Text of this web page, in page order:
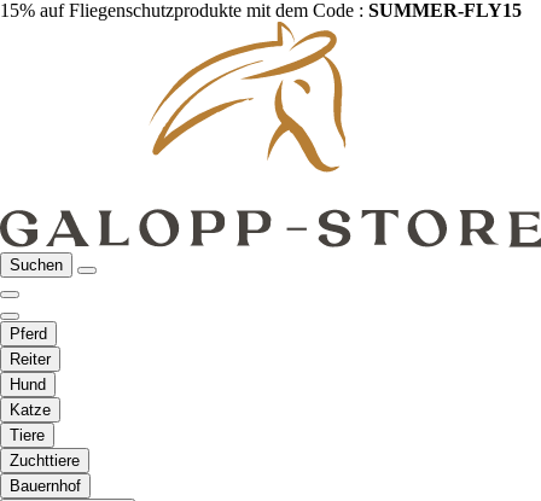
15% auf Fliegenschutzprodukte mit dem Code : SUMMER-FLY15
Suchen
Pferd
Reiter
Hund
Katze
Tiere
Zuchttiere
Bauernhof